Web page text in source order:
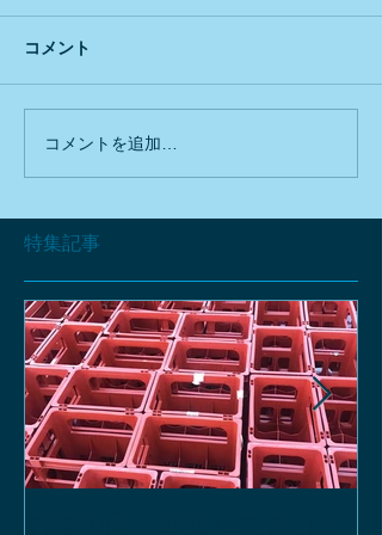
特集記事
コメント
コメントを追加…